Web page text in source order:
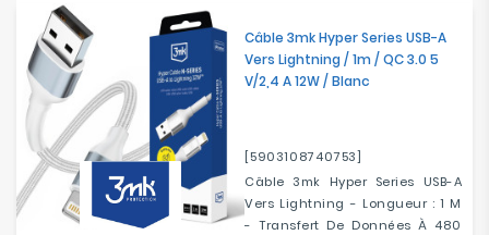
Câble 3mk Hyper Series USB-A
Vers Lightning / 1m / QC 3.0 5
V/2,4 A 12W / Blanc
[5903108740753]
Câble 3mk Hyper Series USB-A
Vers Lightning - Longueur : 1 M
- Transfert De Données À 480